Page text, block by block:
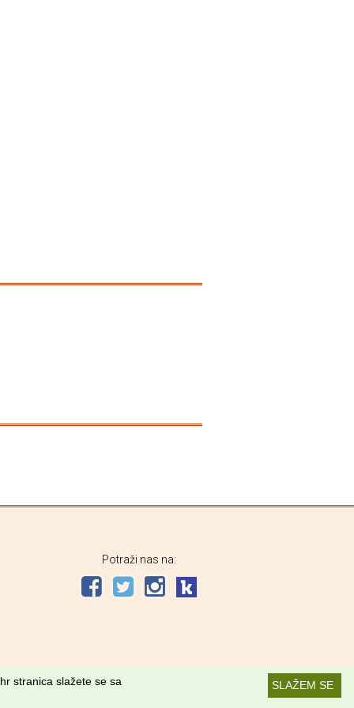
Potraži nas na:
SLAŽEM SE
stranica slažete se sa